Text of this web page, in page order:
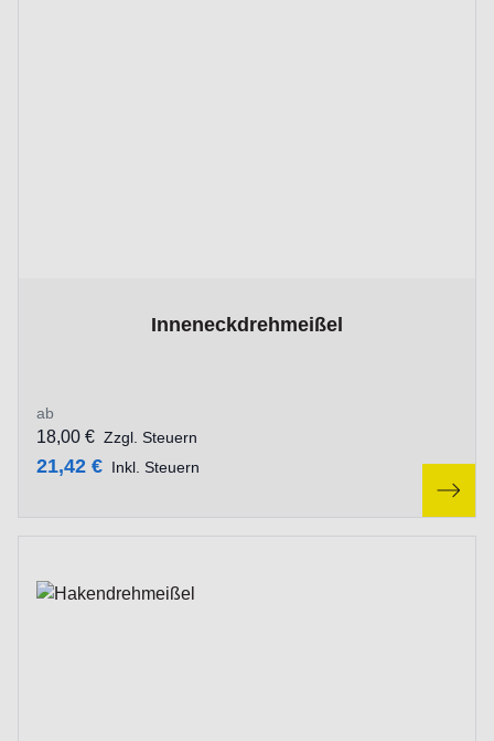
Inneneckdrehmeißel
ab
21,42 € Inkl. Steuern
18,00 € Zzgl. Steuern